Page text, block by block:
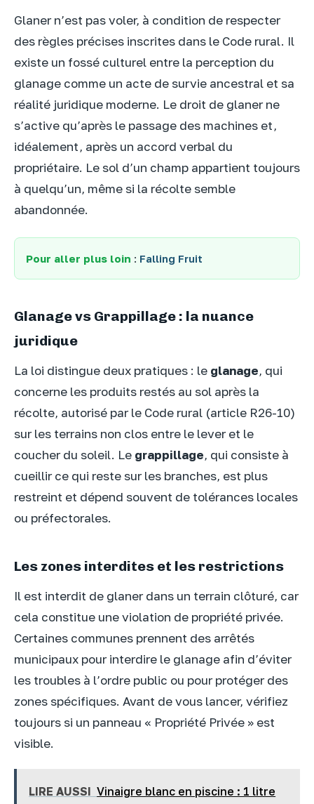
Glaner n’est pas voler, à condition de respecter
des règles précises inscrites dans le Code rural. Il
existe un fossé culturel entre la perception du
glanage comme un acte de survie ancestral et sa
réalité juridique moderne. Le droit de glaner ne
s’active qu’après le passage des machines et,
idéalement, après un accord verbal du
propriétaire. Le sol d’un champ appartient toujours
à quelqu’un, même si la récolte semble
abandonnée.
Pour aller plus loin : Falling Fruit
Glanage vs Grappillage : la nuance
juridique
La loi distingue deux pratiques : le glanage, qui
concerne les produits restés au sol après la
récolte, autorisé par le Code rural (article R26-10)
sur les terrains non clos entre le lever et le
coucher du soleil. Le grappillage, qui consiste à
cueillir ce qui reste sur les branches, est plus
restreint et dépend souvent de tolérances locales
ou préfectorales.
Les zones interdites et les restrictions
Il est interdit de glaner dans un terrain clôturé, car
cela constitue une violation de propriété privée.
Certaines communes prennent des arrêtés
municipaux pour interdire le glanage afin d’éviter
les troubles à l’ordre public ou pour protéger des
zones spécifiques. Avant de vous lancer, vérifiez
toujours si un panneau « Propriété Privée » est
visible.
LIRE AUSSI Vinaigre blanc en piscine : 1 litre